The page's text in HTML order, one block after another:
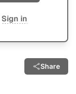
Sign in
Share